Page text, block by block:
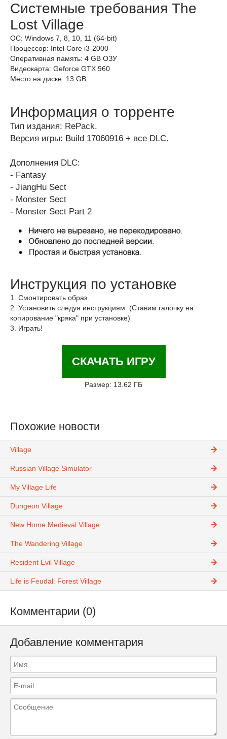
Системные требования The
Lost Village
ОС: Windows 7, 8, 10, 11 (64-bit)
Процессор: Intel Core i3-2000
Оперативная память: 4 GB ОЗУ
Видеокарта: Geforce GTX 960
Место на диске: 13 GB
Информация о торренте
Тип издания: RePack.
Версия игры: Build 17060916 + все DLC.
Дополнения DLC:
- Fantasy
- JiangHu Sect
- Monster Sect
- Monster Sect Part 2
Инструкция по установке
1. Смонтировать образ.
2. Установить следуя инструкциям. (Ставим галочку на
копирование "кряка" при установке)
3. Играть!
СКАЧАТЬ ИГРУ
Размер: 13.62 ГБ
Похожие новости
Village
Russian Village Simulator
My Village Life
Dungeon Village
New Home Medieval Village
The Wandering Village
Resident Evil Village
Life is Feudal: Forest Village
Комментарии (0)
Добавление комментария